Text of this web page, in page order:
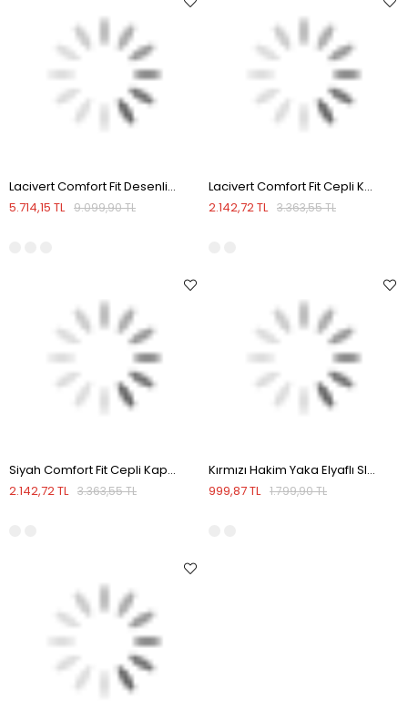
Lacivert Comfort Fit Desenli Çıkarılabilir Kapüşonlu Yelek
5.714,15 TL 9.099,90 TL
Lacivert Comfort Fit Cepli Kapüşonlu Rahat Kesim Safari Yelek
2.142,72 TL 3.363,55 TL
Siyah Comfort Fit Cepli Kapüşonlu Rahat Kesim Safari Yelek
2.142,72 TL 3.363,55 TL
Kırmızı Hakim Yaka Elyaflı Slim Fit Yelek
999,87 TL 1.799,90 TL